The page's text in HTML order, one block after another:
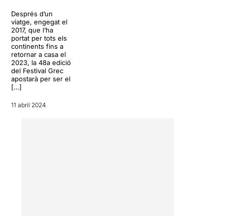
Després d’un
viatge, engegat el
2017, que l’ha
portat per tots els
continents fins a
retornar a casa el
2023, la 48a edició
del Festival Grec
apostarà per ser el
[…]
11 abril 2024